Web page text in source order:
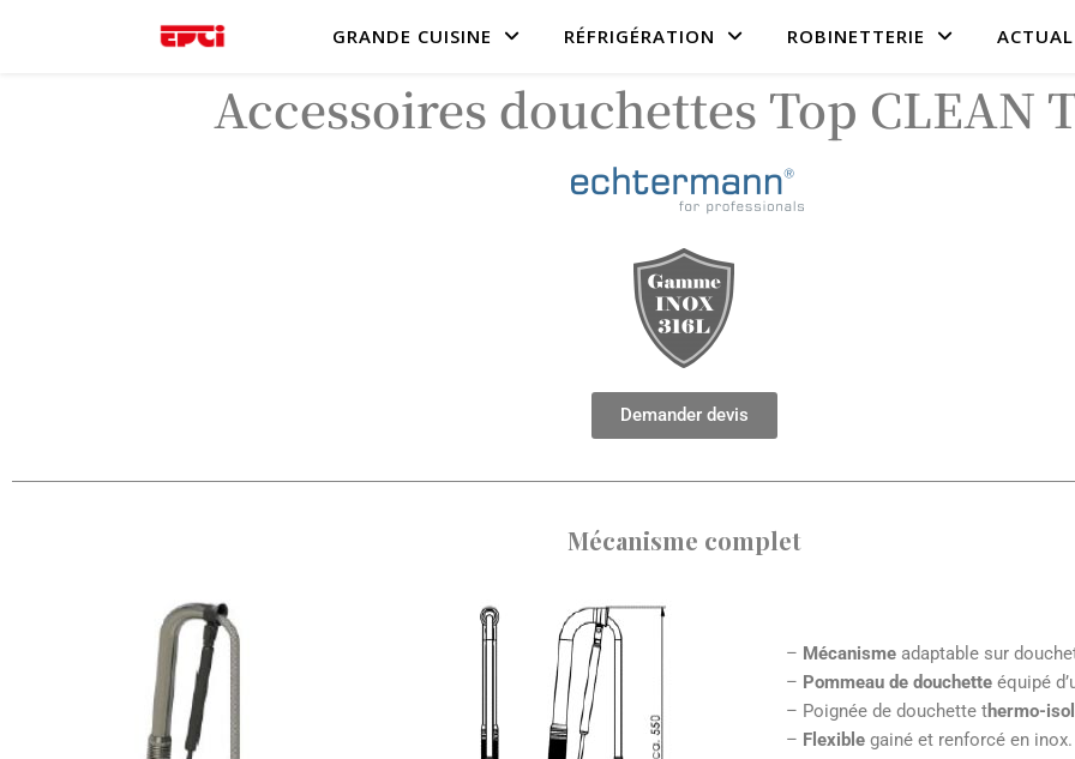
GRANDE CUISINE RÉFRIGÉRATION ROBINETTERIE
Accessoires douchettes Top CLEAN
Demander devis
Mécanisme complet
– Mécanismeadaptable sur
– Pommeau de douchetteéquipé
– Poignée de douchette thermo-
– Flexiblegainé et renforcé en inox.